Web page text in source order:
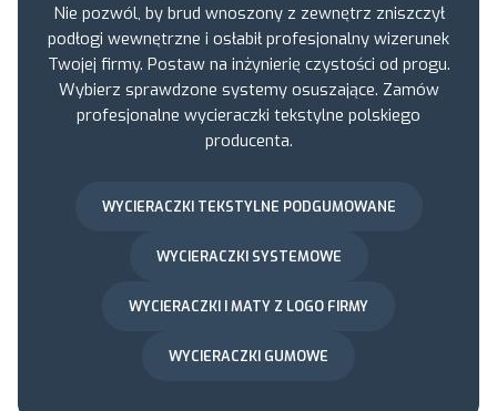
Nie pozwól, by brud wnoszony z zewnętrz zniszczył
podłogi wewnętrzne i osłabił profesjonalny wizerunek
Twojej firmy. Postaw na inżynierię czystości od progu.
Wybierz sprawdzone systemy osuszające. Zamów
profesjonalne wycieraczki tekstylne polskiego
producenta.
WYCIERACZKI TEKSTYLNE PODGUMOWANE
WYCIERACZKI SYSTEMOWE
WYCIERACZKI I MATY Z LOGO FIRMY
WYCIERACZKI GUMOWE